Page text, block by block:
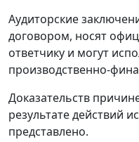
Аудиторские
договором, носят
ответчику и могут
производственно-
Доказательств
результате действий
представлено.